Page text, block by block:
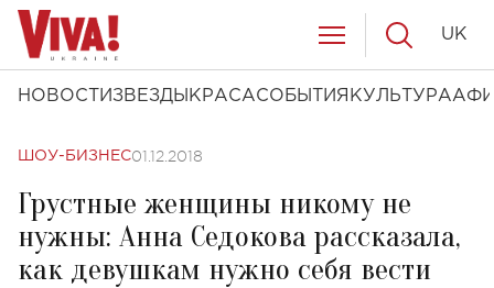
НОВОСТИ ЗВЕЗДЫ КРАСАСОБЫТИЯ КУЛЬТУРА
UK
ШОУ-БИЗНЕС01.12.2018
Грустные женщины никому не
нужны: Анна Седокова рассказала,
как девушкам нужно себя вести